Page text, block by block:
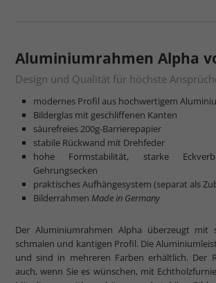
Aluminiumrahmen Alpha
Design und Qualität für höchste
modernes Profil aus hochwertigem
Bilderglas mit geschliffenen Kanten
säurefreies 200g-Barrierepapier
stabile Rückwand mit Drehfeder
hohe Formstabilität, starke
Gehrungsecken
praktisches Aufhängesystem (separat als
Bilderrahmen Made in Germany
Der Aluminiumrahmen Alpha überzeugt mit
schmalen und kantigen Profil. Die
und sind in mehreren Farben erhältlich. Der
auch, wenn Sie es wünschen, mit